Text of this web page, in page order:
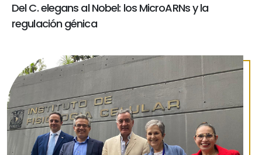
Del C. elegans al Nobel: los MicroARNs y la
regulación génica